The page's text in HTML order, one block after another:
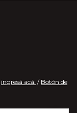
ingresá acá. / Botón de